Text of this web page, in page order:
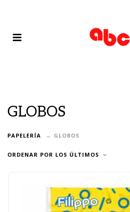
GLOBOS
PAPELERÍA GLOBOS
ORDENAR POR LOS ÚLTIMOS